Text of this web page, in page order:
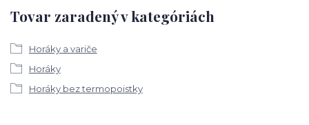
Tovar zaradený v kategóriách
Horáky a variče
Horáky
Horáky bez termopoistky